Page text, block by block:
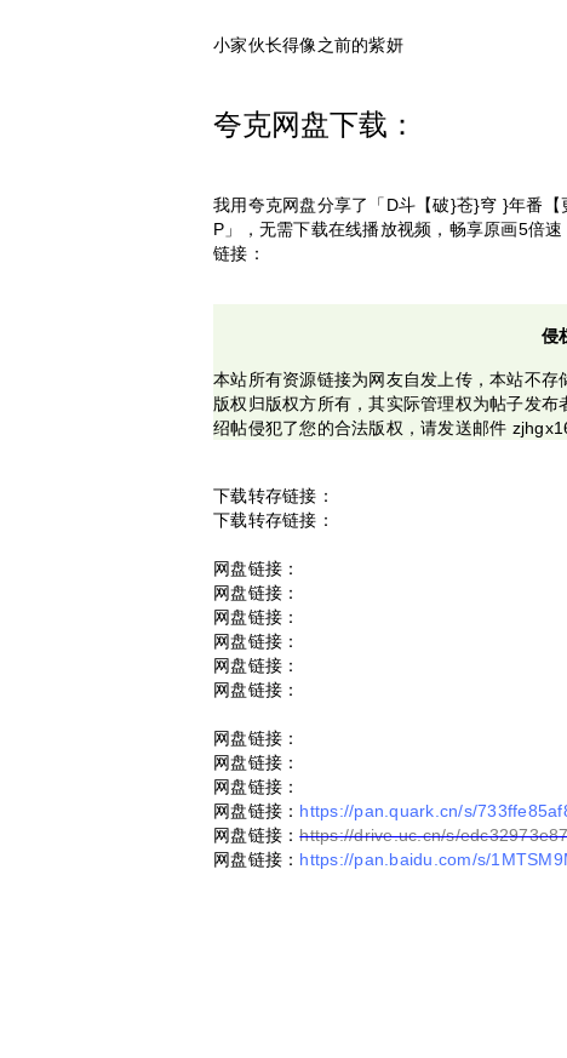
小家伙长得像之前的紫妍
夸克网盘下载：
我用夸克网盘分享了「D斗【破}苍}穹 }年番
P」，无需下载在线播放视频，畅享原画5倍速
链接：
侵
本站所有资源链接为网友自发上传，本站不
版权归版权方所有，其实际管理权为帖子发
绍帖侵犯了您的合法版权，请发送邮件
下载转存链接：
下载转存链接：
网盘链接：
网盘链接：
网盘链接：
网盘链接：
网盘链接：
网盘链接：
网盘链接：
网盘链接：
网盘链接：
网盘链接： https://pan.quark.cn/s/
网盘链接：https://drive.uc.cn/s/
网盘链接： https://pan.baidu.com/s/